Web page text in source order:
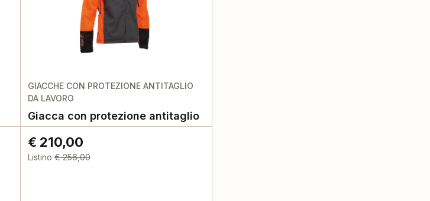
GIACCHE CON PROTEZIONE ANTITAGLIO
DA LAVORO
Giacca con protezione antitaglio
€ 210,00
Listino € 256,00